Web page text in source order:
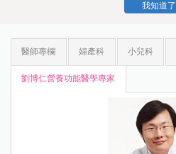
我知道了
醫師專欄 婦產科 小兒科
劉博仁營養功能醫學專家